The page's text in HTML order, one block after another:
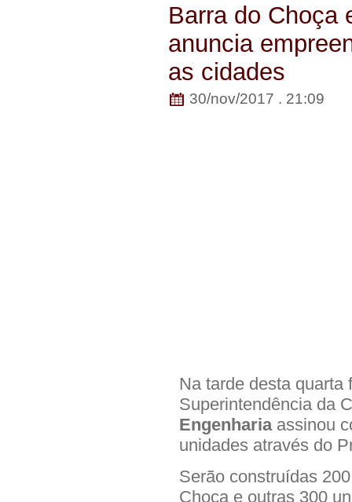
Barra do Choça
anuncia
as cidades
30/nov/2017 . 21:09
Na tarde desta quarta
Superintendência da
Engenharia assinou
unidades através do
Serão construídas
Choça e outras 300